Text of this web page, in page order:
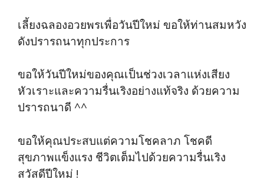
เลี้ยงฉลองอวยพรเพื่อวันปีใหม่ ขอให้ท่านสมหวัง
ดังปรารถนาทุกประการ
ขอให้วันปีใหม่ของคุณเป็นช่วงเวลาแห่งเสียง
หัวเราะและความรื่นเริงอย่างแท้จริง ด้วยความ
ปรารถนาดี ^^
ขอให้คุณประสบแต่ความโชคลาภ โชคดี
สุขภาพแข็งแรง ชีวิตเต็มไปด้วยความรื่นเริง
สวัสดีปีใหม่ !